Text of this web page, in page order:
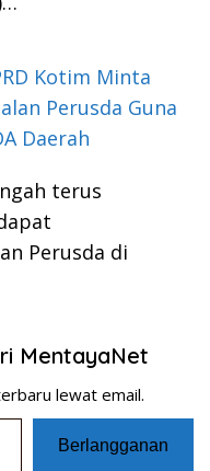
Kotim Minta
Perusda Guna
Daerah
terus
Perusda di
MentayaNet
lewat email.
Berlangganan